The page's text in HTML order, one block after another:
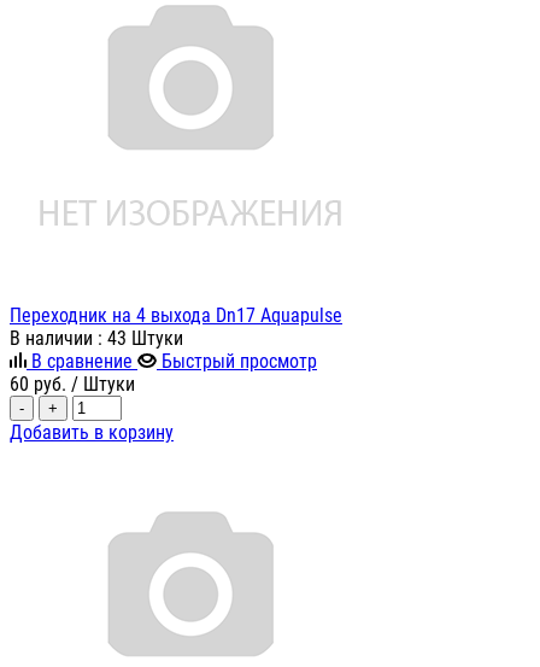
Переходник на 4 выхода Dn17 Aquapulse
В наличии : 43 Штуки
В сравнение
Быстрый просмотр
60 руб. / Штуки
- +
Добавить в корзину